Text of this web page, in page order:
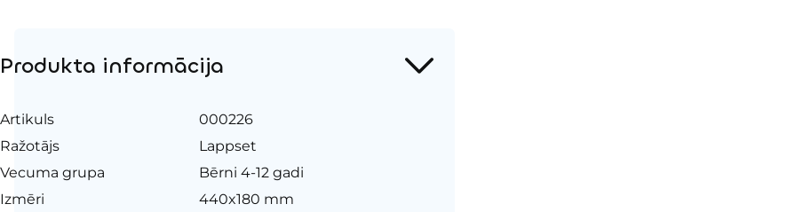
Produkta informācija
Artikuls
000226
Ražotājs
Lappset
Vecuma grupa
Bērni 4-12 gadi
Izmēri
440x180 mm